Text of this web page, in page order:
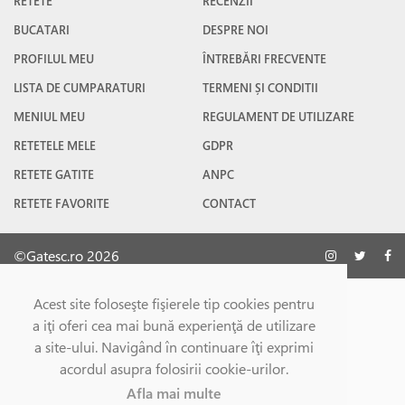
Acest site foloseşte fişierele tip cookies pentru
a iţi oferi cea mai bună experienţă de utilizare
a site-ului. Navigând în continuare îţi exprimi
acordul asupra folosirii cookie-urilor.
Afla mai multe
BUCATARI
PROFILUL MEU
LISTA DE CUMPARATURI
MENIUL MEU
RETETELE MELE
RETETE GATITE
RETETE FAVORITE
DESPRE NOI
ÎNTREBĂRI FRECVENTE
TERMENI ȘI CONDITII
REGULAMENT DE UTILIZARE
GDPR
ANPC
CONTACT
©Gatesc.ro 2026